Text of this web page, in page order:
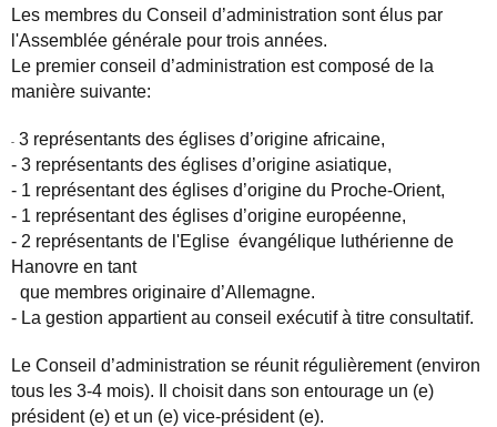
Les membres du Conseil d’administration sonté lus par
l'Assembl ée générale pour trois années.
Le premier conseil d’administration est composé de la
manière suivante:
- 3 représentants des églises d’origine africaine,
- 3 représentants des églises d’origine asiatique,
- 1 représentant des églises d’origine du Proche-Orient,
- 1 représentant des églises d’origine européenne,
- 2 représentants de l'Eglise évangé lique luthérienne de
Hanovre en tant
que membres originaire d’Allemagne.
- La gestion appartient au conseil exécutifà titre consultatif.
Le Conseil d’administration se réunit régulièrement (environ
tous les 3-4 mois). Il choisit dans son entourage un (e)
président (e) et un (e) vice-président (e).